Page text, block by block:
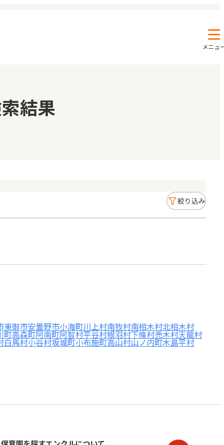
メニュ
結果
絞り込み
東御市安曇野市小海町川上村南牧村南相木村北相木村
町高森町阿南町阿智村平谷村根羽村下條村売木村天龍村
白馬村小谷村坂城町小布施町高山村山ノ内町木島平村